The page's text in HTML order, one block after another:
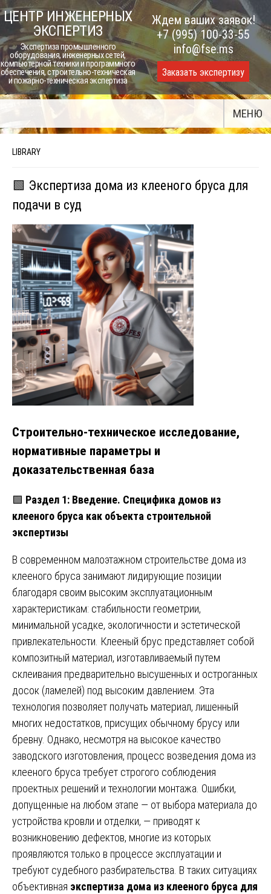
Skip
to
content
ЦЕНТР ИНЖЕНЕРНЫХ
ЭКСПЕРТИЗ
Экспертиза промышленного
оборудования, инженерных сетей,
компьютерной техники и программного
обеспечения, строительно-техническая
и пожарно-техническая экспертиза
Ждем ваших заявок!
+7 (995) 100-33-55
info@fse.ms
Заказать экспертизу
МЕНЮ
LIBRARY
🟩 Экспертиза дома из клееного бруса для
подачи в суд
Строительно-техническое исследование,
нормативные параметры и
доказательственная база
🟩 Раздел 1: Введение. Специфика домов из
клееного бруса как объекта строительной
экспертизы
В современном малоэтажном строительстве дома из
клееного бруса занимают лидирующие позиции
благодаря своим высоким эксплуатационным
характеристикам: стабильности геометрии,
минимальной усадке, экологичности и эстетической
привлекательности. Клееный брус представляет собой
композитный материал, изготавливаемый путем
склеивания предварительно высушенных и остроганных
досок (ламелей) под высоким давлением. Эта
технология позволяет получать материал, лишенный
многих недостатков, присущих обычному брусу или
бревну. Однако, несмотря на высокое качество
заводского изготовления, процесс возведения дома из
клееного бруса требует строгого соблюдения
проектных решений и технологии монтажа. Ошибки,
допущенные на любом этапе — от выбора материала до
устройства кровли и отделки, — приводят к
возникновению дефектов, многие из которых
проявляются только в процессе эксплуатации и
требуют судебного разбирательства. В таких ситуациях
объективная экспертиза дома из клееного бруса для